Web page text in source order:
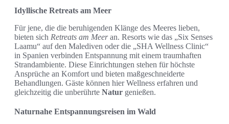
Idyllische Retreats am Meer
Für jene, die die beruhigenden Klänge des Meeres lieben,
bieten sich Retreats am Meeran. Resorts wie das „Six Senses
Laamu“ auf den Malediven oder die „SHA Wellness Clinic“
in Spanien verbinden Entspannung mit einem traumhaften
Strandambiente. Diese Einrichtungen stehen für höchste
Ansprüche an Komfort und bieten maßgeschneiderte
Behandlungen. Gäste können hier Wellness erfahren und
gleichzeitig die unberührte Natur genießen.
Naturnahe Entspannungsreisen im Wald